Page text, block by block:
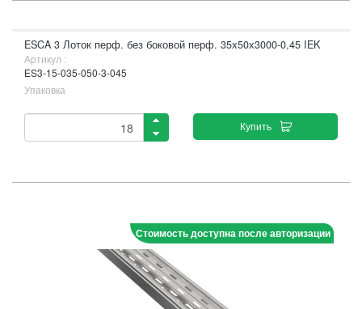
ESCA 3 Лоток перф. без боковой перф. 35х50х3000-0,45 IEK
Артикул :
ES3-15-035-050-3-045
Упаковка
Купить
Стоимость доступна после авторизации